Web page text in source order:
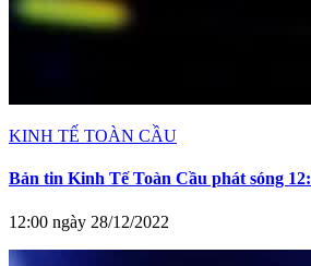
KINH TẾ TOÀN CẦU
Bản tin Kinh Tế Toàn Cầu phát sóng
12:00 ngày 28/12/2022